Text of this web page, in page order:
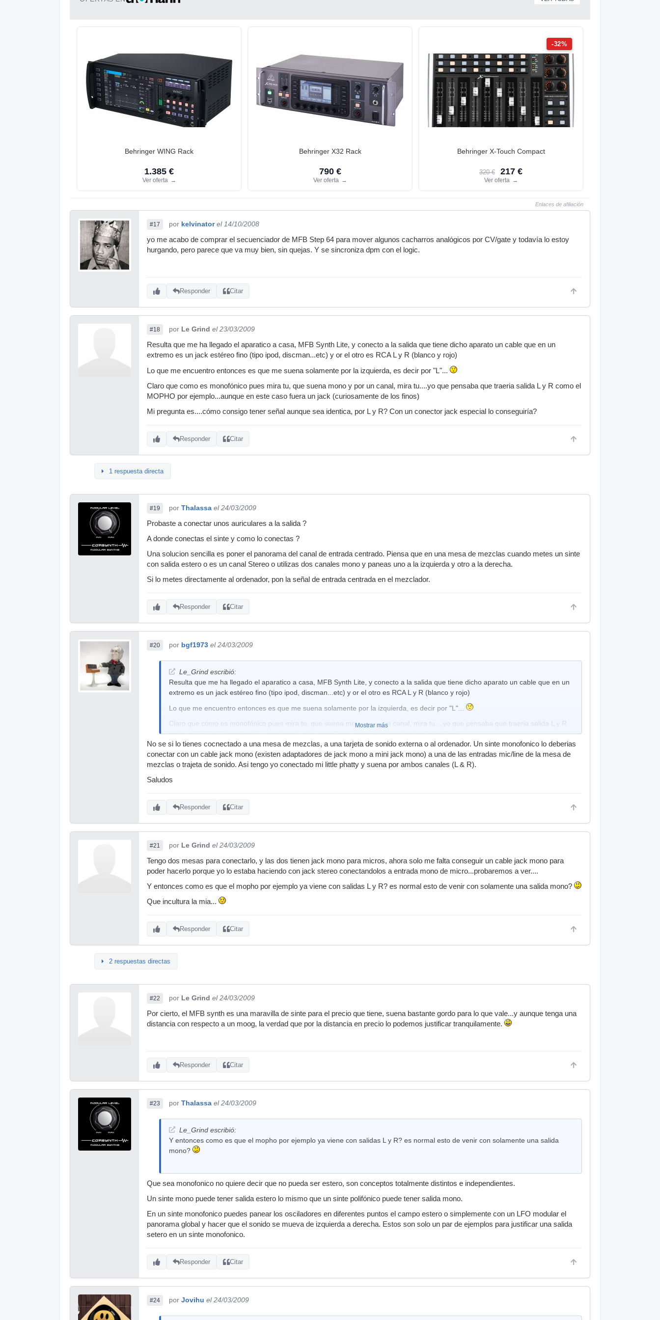
Behringer WING Rack
1.385 €
Ver oferta →
Behringer X32 Rack
790 €
Ver oferta →
-32%
Behringer X-Touch Compact
320 € 217 €
Ver oferta →
Enlaces de afiliación
#17 por kelvinator el 14/10/2008
yo me acabo de comprar el secuenciador de MFB Step 64 para mover algunos cacharros analógicos por CV/gate y todavía lo estoy
hurgando, pero parece que va muy bien, sin quejas. Y se sincroniza dpm con el logic.
Responder Citar
#18 por Le Grind el 23/03/2009
Resulta que me ha llegado el aparatico a casa, MFB Synth Lite, y conecto a la salida que tiene dicho aparato un cable que en un
extremo es un jack estéreo fino (tipo ipod, discman...etc) y or el otro es RCA L y R (blanco y rojo)
Lo que me encuentro entonces es que me suena solamente por la izquierda, es decir por "L"...
Claro que como es monofónico pues mira tu, que suena mono y por un canal, mira tu....yo que pensaba que traeria salida L y R como el
MOPHO por ejemplo...aunque en este caso fuera un jack (curiosamente de los finos)
Mi pregunta es....cómo consigo tener señal aunque sea identica, por L y R? Con un conector jack especial lo conseguiría?
Responder Citar
1 respuesta directa
#19 por Thalassa el 24/03/2009
Probaste a conectar unos auriculares a la salida ?
A donde conectas el sinte y como lo conectas ?
Una solucion sencilla es poner el panorama del canal de entrada centrado. Piensa que en una mesa de mezclas cuando metes un sinte
con salida estero o es un canal Stereo o utilizas dos canales mono y paneas uno a la izquierda y otro a la derecha.
Si lo metes directamente al ordenador, pon la señal de entrada centrada en el mezclador.
Responder Citar
#20 por bgf1973 el 24/03/2009
Le_Grind escribió:
Resulta que me ha llegado el aparatico a casa, MFB Synth Lite, y conecto a la salida que tiene dicho aparato un cable que en un
extremo es un jack estéreo fino (tipo ipod, discman...etc) y or el otro es RCA L y R (blanco y rojo)
Lo que me encuentro entonces es que me suena solamente por la izquierda, es decir por "L"...
Claro que como es monofónico pues mira tu, que suena mono y por un canal, mira tu....yo que pensaba que traeria salida L y R
como el MOPHO por ejemplo...aunque en este caso fuera un jack (curiosamente de los finos)
Mi pregunta es....cómo consigo tener señal aunque sea identica, por L y R? Con un conector jack especial lo conseguiría?
Mostrar más
No se si lo tienes cocnectado a una mesa de mezclas, a una tarjeta de sonido externa o al ordenador. Un sinte monofonico lo deberias
conectar con un cable jack mono (existen adaptadores de jack mono a mini jack mono) a una de las entradas mic/line de la mesa de
mezclas o trajeta de sonido. Asi tengo yo conectado mi little phatty y suena por ambos canales (L & R).
Saludos
Responder Citar
#21 por Le Grind el 24/03/2009
Tengo dos mesas para conectarlo, y las dos tienen jack mono para micros, ahora solo me falta conseguir un cable jack mono para
poder hacerlo porque yo lo estaba haciendo con jack stereo conectandolos a entrada mono de micro...probaremos a ver....
Y entonces como es que el mopho por ejemplo ya viene con salidas L y R? es normal esto de venir con solamente una salida mono?
Que incultura la mia...
Responder Citar
2 respuestas directas
#22 por Le Grind el 24/03/2009
Por cierto, el MFB synth es una maravilla de sinte para el precio que tiene, suena bastante gordo para lo que vale...y aunque tenga una
distancia con respecto a un moog, la verdad que por la distancia en precio lo podemos justificar tranquilamente.
Responder Citar
#23 por Thalassa el 24/03/2009
Le_Grind escribió:
Y entonces como es que el mopho por ejemplo ya viene con salidas L y R? es normal esto de venir con solamente una salida
mono?
Que sea monofonico no quiere decir que no pueda ser estero, son conceptos totalmente distintos e independientes.
Un sinte mono puede tener salida estero lo mismo que un sinte polifónico puede tener salida mono.
En un sinte monofonico puedes panear los osciladores en diferentes puntos el campo estero o simplemente con un LFO modular el
panorama global y hacer que el sonido se mueva de izquierda a derecha. Estos son solo un par de ejemplos para justificar una salida
setero en un sinte monofonico.
Responder Citar
#24 por Jovihu el 24/03/2009